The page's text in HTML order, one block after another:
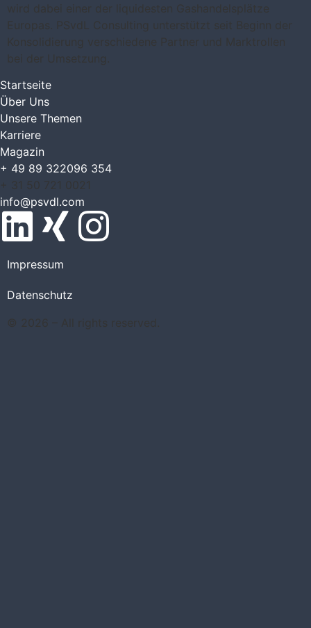
wird dabei einer der liquidesten Gashandelsplätze
Europas. PSvdL Consulting unterstützt seit Beginn der
Konsolidierung verschiedene Partner und Marktrollen
bei der Umsetzung.
Startseite
Über Uns
Unsere Themen
Karriere
Magazin
+ 49 89 322096 354
+ 31 50 721 0021
info@psvdl.com
© 2026 – All rights reserved.
Datenschutz
Impressum